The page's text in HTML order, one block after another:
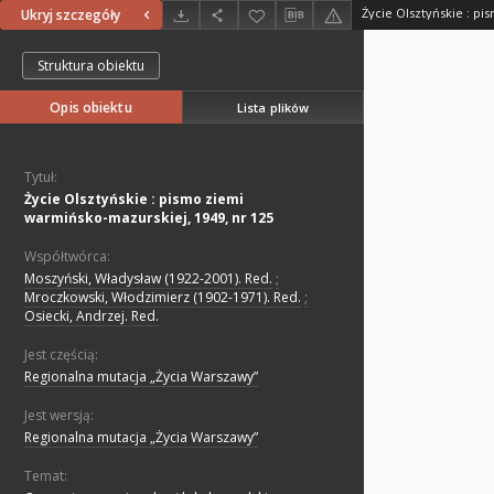
Ukryj szczegóły
Struktura obiektu
Opis obiektu Lista plików
Tytuł:
Życie Olsztyńskie : pismo ziemi
warmińsko-mazurskiej, 1949, nr 125
Współtwórca:
Moszyński, Władysław (1922-2001). Red. ;
Mroczkowski, Włodzimierz (1902-1971). Red. ;
Osiecki, Andrzej. Red.
Jest częścią:
Regionalna mutacja „Życia Warszawy”
Jest wersją:
Regionalna mutacja „Życia Warszawy”
Temat: